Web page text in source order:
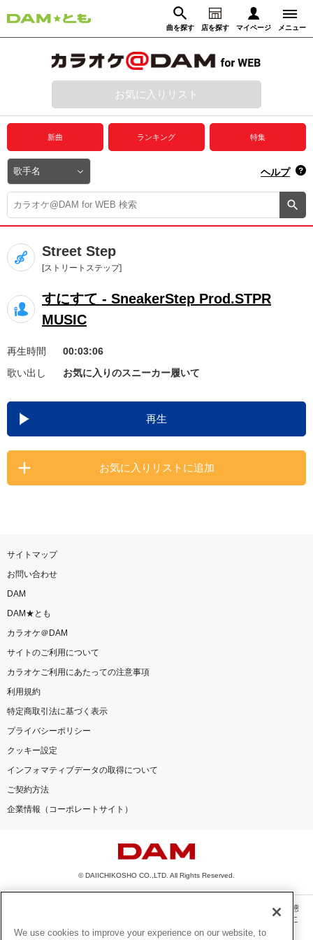
曲を探す 店を探す マイページ メニュー
動画からさがす 録音からさがす
ログイン
プレミアムサービス
DAM★とも動画
DAM★とも録音
カラオケ＠DAM
ユーザー検索
キャンペーン
自宅でカラオケ歌い放題！
お気に入りリスト
新曲 ランキング 特集
ヘルプ
Street Step
[ストリートステップ]
すにすて - SneakerStep Prod.STPR
MUSIC
再生時間
00:03:06
歌い出し
お気に入りのスニーカー履いて
再生
お気に入りリストに追加
サイトマップ
お問い合わせ
DAM
DAM★とも
カラオケ＠DAM
サイトのご利用について
カラオケご利用にあたっての注意事項
利用規約
特定商取引法に基づく表示
プライバシーポリシー
クッキー設定
インフォマティブデータの取得について
ご契約方法
企業情報（コーポレートサイト）
© DAIICHIKOSHO CO.,LTD. All Rights Reserved.
このサイトに掲載されている一切の文章・画像・写真・動画・音声等を、手段や形態
を問わず、著作権法の定める範囲を超えて無断で複製、転載、ファイル化などするこ
とを禁じます。
We use cookies to improve your experience on our website, to